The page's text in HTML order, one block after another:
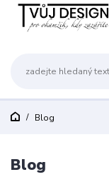
Blog
Blog